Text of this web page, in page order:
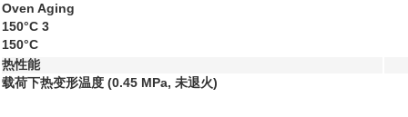
Oven Aging
150°C 3
150°C
热性能
载荷下热变形温度 (0.45 MPa, 未退火)